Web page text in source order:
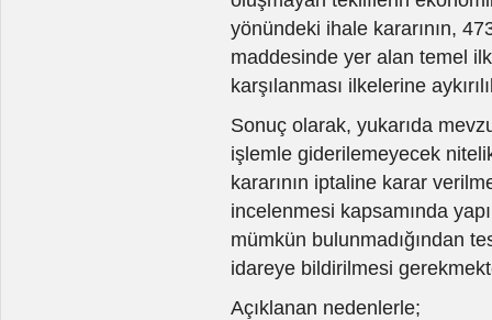
yönündeki ihale kararının,
maddesinde yer alan temel
karşılanması ilkelerine
Sonuç olarak, yukarıda
işlemle giderilemeyecek
kararının iptaline karar
incelenmesi kapsamında
mümkün bulunmadığından
idareye bildirilmesi
Açıklanan nedenlerle;